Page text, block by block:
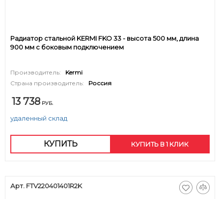
Радиатор стальной KERMI FKO 33 - высота 500 мм, длина
900 мм с боковым подключением
Производитель:
Kermi
Страна производитель:
Россия
13 738 РУБ.
удаленный склад
КУПИТЬ КУПИТЬ В 1 КЛИК
Арт. FTV220401401R2K